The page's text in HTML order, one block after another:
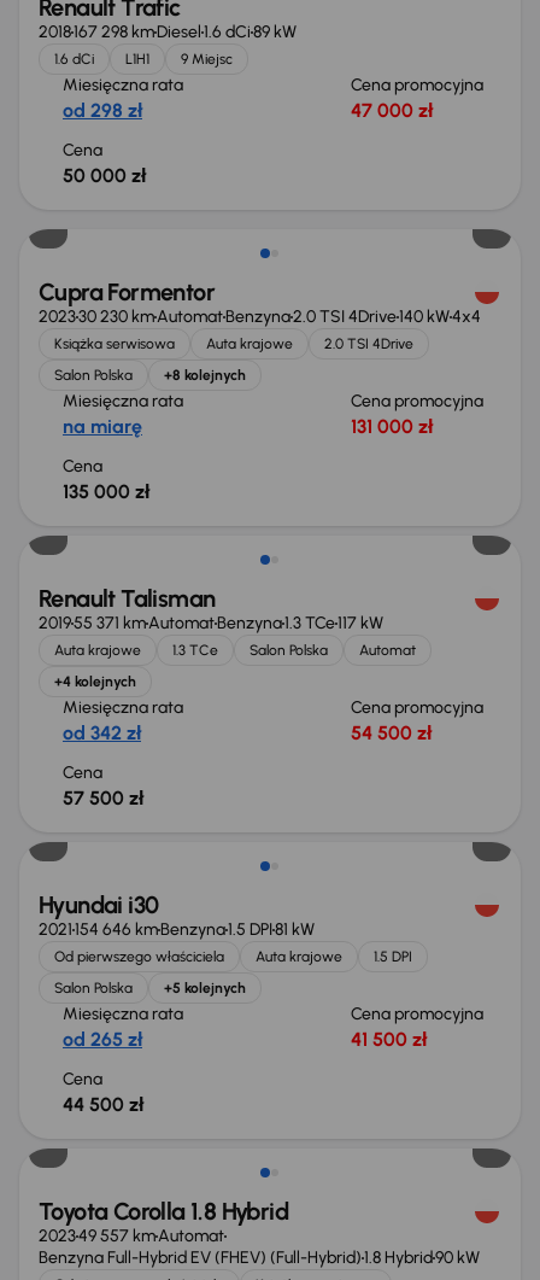
Renault Trafic
2018167 298 kmDiesel1.6 dCi89 kW
1.6 dCi L1H1 9 Miejsc
Miesięczna rata
od 298 zł
Cena promocyjna
47 000 zł
Cena
50 000 zł
Cupra Formentor
202330 230 kmAutomatBenzyna2.0 TSI 4Drive140 kW4x4
Książka serwisowa Auta krajowe
2.0 TSI 4Drive
Salon Polska
+8 kolejnych
Miesięczna rata
na miarę
Cena promocyjna
131 000 zł
Cena
135 000 zł
Renault Talisman
201955 371 kmAutomatBenzyna1.3 TCe117 kW
Auta krajowe 1.3 TCe Salon Polska
Automat
+4 kolejnych
Miesięczna rata
od 342 zł
Cena promocyjna
54 500 zł
Cena
57 500 zł
Możliwość odliczenia VAT
Hyundai i30
2021154 646 kmBenzyna1.5 DPI81 kW
Od pierwszego właściciela Auta krajowe
1.5 DPI
Salon Polska
+5 kolejnych
Miesięczna rata
od 265 zł
Cena promocyjna
41 500 zł
Cena
44 500 zł
Możliwość odliczenia VAT
Toyota Corolla 1.8 Hybrid
202349 557 kmAutomat
Benzyna Full-Hybrid EV (FHEV) (Full-Hybrid)1.8 Hybrid90 kW